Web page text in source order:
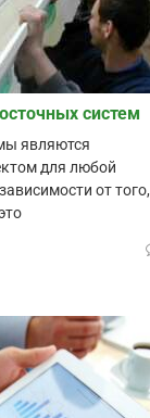
систем
являются
для любой
от того,